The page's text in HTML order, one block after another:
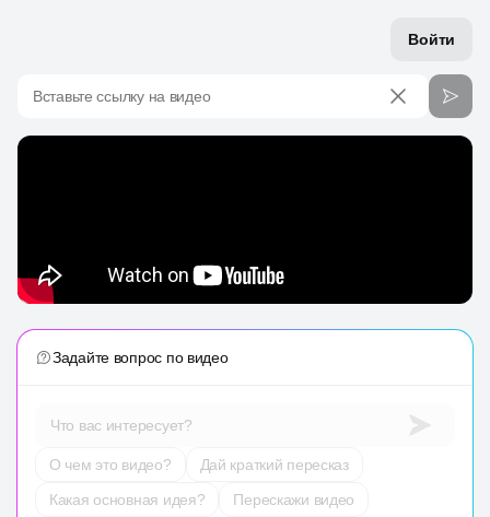
Войти
Вставьте ссылку на видео
Задайте вопрос по видео
Что вас интересует?
О чем это видео?
Дай краткий пересказ
Какая основная идея?
Перескажи видео